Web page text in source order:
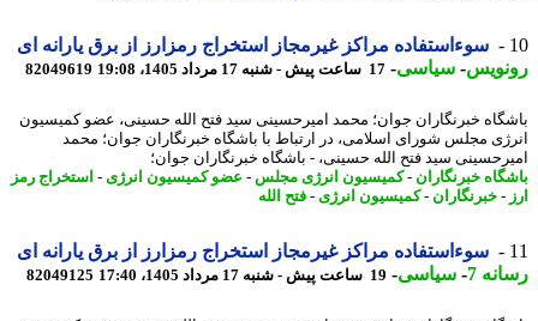
سوءاستفاده مراکز غیرمجاز استخراج رمزارز از برق یارانه ای
-سیاسی-17 ساعت پیش - شنبه 17 مرداد 1405، 19:08 82049619
خبرنگاران جوان؛ محمد امیرحسینی سید فتح الله حسینی، عضو کمیسیون
مجلس شورای اسلامی، در ارتباط با باشگاه خبرنگاران جوان؛ محمد
سید فتح الله حسینی، - باشگاه خبرنگاران جوان؛
خبرنگاران- کمیسیون انرژی مجلس-عضو کمیسیون انرژی-استخراج رمز
خبرنگاران- کمیسیون انرژی-فتح الله
سوءاستفاده مراکز غیرمجاز استخراج رمزارز از برق یارانه ای
7
-سیاسی-19 ساعت پیش - شنبه 17 مرداد 1405، 17:40 82049125